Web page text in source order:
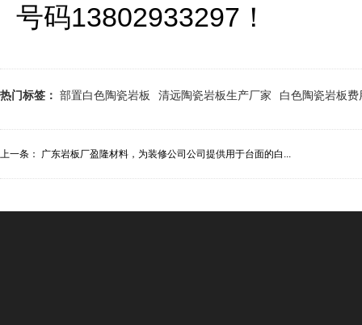
号码13802933297！
热门标签： 部置白色陶瓷岩板 清远陶瓷岩板生产厂家 白色陶瓷岩板费
上一条： 广东岩板厂盈隆材料，为装修公司公司提供用于台面的白...